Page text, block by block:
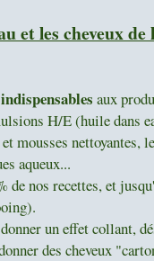
et les cheveuxde
indispensables aux
H/E (huile dans
mousses nettoyantes,
aqueux...
de nos recettes, et
un effet collant,
des cheveux